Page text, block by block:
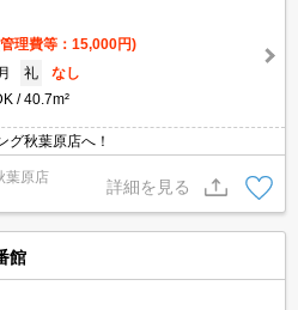
理費等：15,000円)
礼
なし
40.7m²
グ秋葉原店へ！
葉原店
詳細を見る
館